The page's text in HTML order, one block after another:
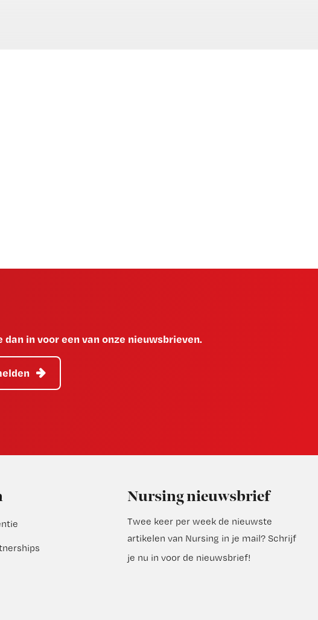
dan in voor een van onze nieuwsbrieven.
Nursing nieuwsbrief
Twee keer per week de nieuwste
artikelen van Nursing in je mail? Schrijf
je nu in voor de nieuwsbrief!